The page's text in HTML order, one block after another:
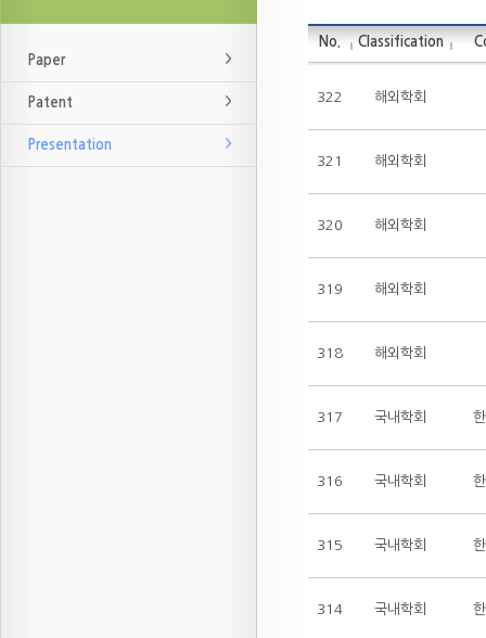
Paper
Patent
Presentation
No. Classification
322 해외학회
321 해외학회
320 해외학회
319 해외학회
318 해외학회
317 국내학회
316 국내학회
315 국내학회
314 국내학회